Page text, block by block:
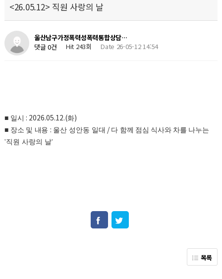
<26.05.12> 직원 사랑의 날
울산남구가정폭력성폭력통합상담…
댓글 0건
Hit 243회 Date 26-05-12 14:54
■ 일시 : 2026.05.12.(화)
■ 장소 및 내용 : 울산 성안동 일대 / 다 함께 점심 식사와 차를 나누는
'직원 사랑의 날'
목록